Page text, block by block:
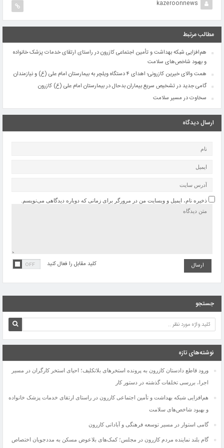
kazeroonnews
مطالب مرتبط
هم‌افزایی شبکه بهداشت و تأمین اجتماعی کازرون در راستای ارتقای خدمات پزشک خانواده
و بهبود شاخص‌های سلامت
همت والای خیرین کازرونی؛ اهدای ۴ دستگاه ویلچر به بیمارستان امام علی (ع) و نیازمندان
گامی جدید در تشخیص سریع بیماران بدحال در بیمارستان امام علی (ع) کازرون
سخاوت در مسیر سلامت
ارسال دیدگاه
ذخیره نام، ایمیل و وبسایت من در مرورگر برای زمانی که دوباره دیدگاهی می‌نویسم.
کلید مقابل را فعال کنید
جستجو
نوشته‌های تازه
ورود قاطع دادستان کازرون به پرونده استخرهای بلاتکلیف؛ احیای استخر کارگران در مسیر
اجرا، بررسی تخلفات گذشته در دستور کار
هم‌افزایی شبکه بهداشت و تأمین اجتماعی کازرون در راستای ارتقای خدمات پزشک خانواده
و بهبود شاخص‌های سلامت
گامی استوار در مسیر توسعه فرهنگی و آبادانی کازرون
گام بلند نماینده مردم کازرون در مجلس؛ کمک‌های بلاعوض مسکن به مددجویان اختصاص